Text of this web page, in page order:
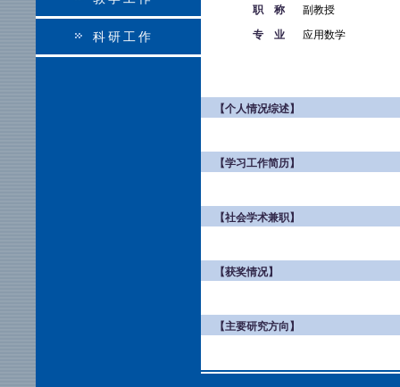
科研工作
职 称
副教授
专 业
应用数学
【个人情况综述】
【学习工作简历】
【社会学术兼职】
【获奖情况】
【主要研究方向】